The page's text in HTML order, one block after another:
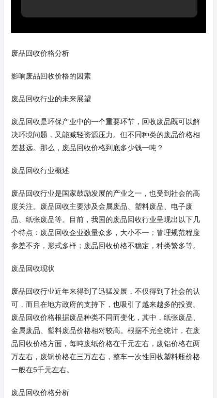
废品回收价格分析
影响废品回收价格的因素
废品回收行业的未来展望
废品回收是环保产业中的一个重要环节，回收废品既可以解
决环境问题，又能减轻资源压力。但不同种类的废品价格相
差甚远。那么，废品回收价格到底多少钱一吨？
废品回收行业概述
废品回收行业是国家鼓励发展的产业之一，也受到社会的高
度关注。废品回收主要涉及金属废品、塑料废品、电子废
品、纸张废品等。目前，我国的废品回收行业呈现出以下几
个特点：废品回收企业数量众多，大小不一；管理规范程度
参差不齐，形式多样；废品回收价格不稳定，种类繁多等。
废品回收现状
废品回收行业近年来得到了迅猛发展，不仅得到了社会的认
可，而且在地方政府的支持下，也吸引了越来越多的投资。
废品回收价格根据废品种类不同而变化，其中，纸张废品、
金属废品、塑料废品价格相对较高。根据不完全统计，在废
品回收价格方面，每吨废纸价格在千元左右，废铝价格在两
万左右，废铜价格在三万左右，整车一次性回收塑料瓶价格
一般在5千元左右。
废品回收价格分析